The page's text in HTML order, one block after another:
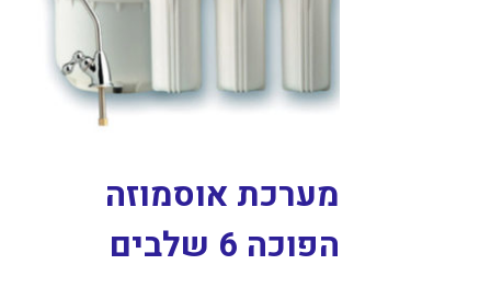
מערכת אוסמוזה
הפוכה 6 שלבים